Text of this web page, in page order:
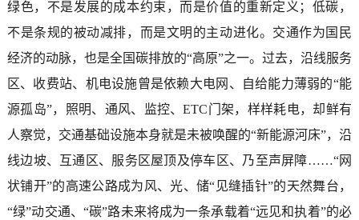
绿色，不是发展的成本约束，而是价值的重新定义；低碳，
不是条规的被动减排，而是文明的主动进化。交通作为国民
经济的动脉，也是全国碳排放的“高原”之一。过去，沿线服务
区、收费站、机电设施曾是依赖大电网、自给能力薄弱的“能
源孤岛”，照明、通风、监控、ETC门架，样样耗电，却鲜有
人察觉，交通基础设施本身就是未被唤醒的“新能源河床”，沿
线边坡、互通区、服务区屋顶及停车区、乃至声屏障……“网
状铺开”的高速公路成为风、光、储“见缝插针”的天然舞台，
“绿”动交通、“碳”路未来将成为一条承载着“远见和执着”的必